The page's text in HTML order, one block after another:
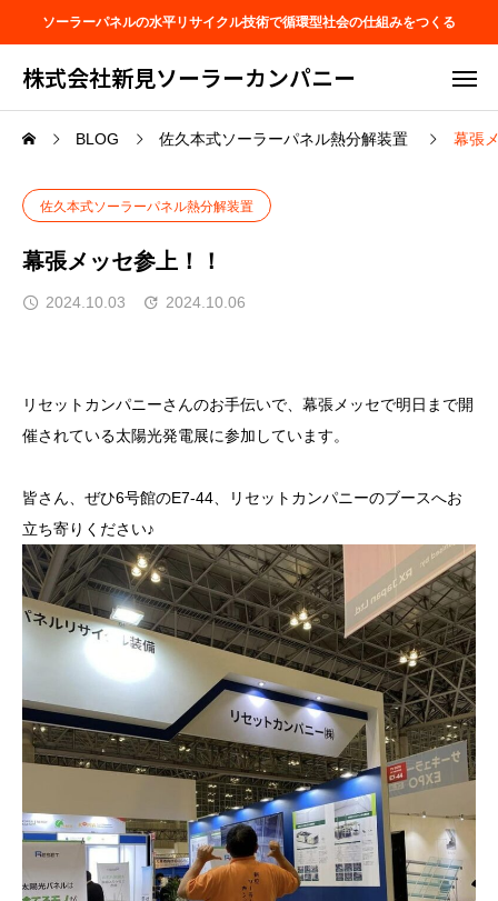
ソーラーパネルの水平リサイクル技術で循環型社会の仕組みをつくる
株式会社新見ソーラーカンパニー
BLOG 佐久本式ソーラーパネル熱分解装置 幕張
佐久本式ソーラーパネル熱分解装置
幕張メッセ参上！！
2024.10.03 2024.10.06
リセットカンパニーさんのお手伝いで、幕張メッセで明日まで開
催されている太陽光発電展に参加しています。
皆さん、ぜひ6号館のE7-44、リセットカンパニーのブースへお
立ち寄りください♪